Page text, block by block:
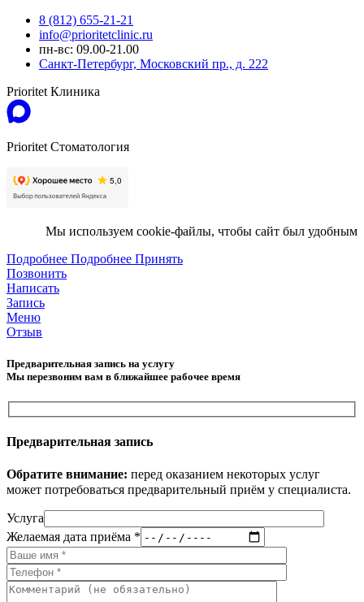
8 (812) 655-21-21
info@prioritetclinic.ru
пн-вс: 09.00-21.00
Санкт-Петербург, Московский пр., д. 222
Prioritet Клиника
Prioritet Стоматология
Мы используем cookie-файлы, чтобы сайт был удобным
Подробнее Подробнее Принять
Позвонить
Написать
Запись
Меню
Отзыв
Предварительная запись на услугу
Мы перезвоним вам в ближайшее рабочее время
Предварительная запись
Обратите внимание: перед оказанием некоторых услуг
может потребоваться предварительный приём у специалиста.
Услуга
Желаемая дата приёма *